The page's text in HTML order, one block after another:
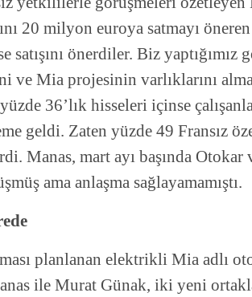
20 milyon euroya satmayı
satışını önerdiler. Biz yaptığımız
ve Mia projesinin varlıklarını
36’lık hisseleri içinse
geldi. Zaten yüzde 49 Fransız
Manas, mart ayı başında Otokar
ama anlaşma sağlayamamıştı.
planlanan elektrikli Mia adlı
ile Murat Günak, iki yeni